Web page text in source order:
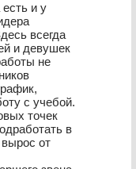
и у
всегда
и девушек
не
с учебой.
точек
в
от